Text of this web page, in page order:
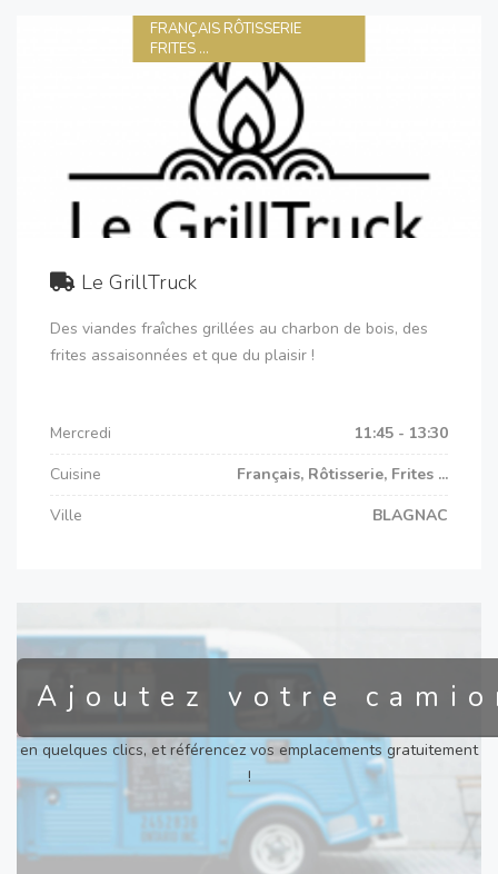
FRANÇAIS RÔTISSERIE
FRITES ...
Le GrillTruck
Des viandes fraîches grillées au charbon de bois, des
frites assaisonnées et que du plaisir !
Mercredi
11:45 - 13:30
Cuisine
Français, Rôtisserie, Frites ...
Ville
BLAGNAC
Ajoutez votre
en quelques clics, et référencez vos emplacements gratuitement
!